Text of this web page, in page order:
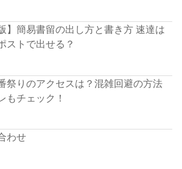
】簡易書留の出し方と書き方 速達は
ストで出せる？
祭りのアクセスは？混雑回避の方法
もチェック！
わせ